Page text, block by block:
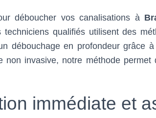
déboucher vos canalisations à
qualifiés utilisent des
débouchage en profondeur grâce
non invasive, notre méthode
immédiate et